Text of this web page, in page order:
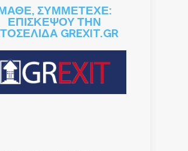
ΣΥΜΜΕΤΕΧΕ:
ΕΠΙΣΚΕΨΟΥ ΤΗΝ
GREXIT.GR